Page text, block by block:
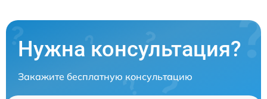
Нужна консультация?
Закажите бесплатную консультацию